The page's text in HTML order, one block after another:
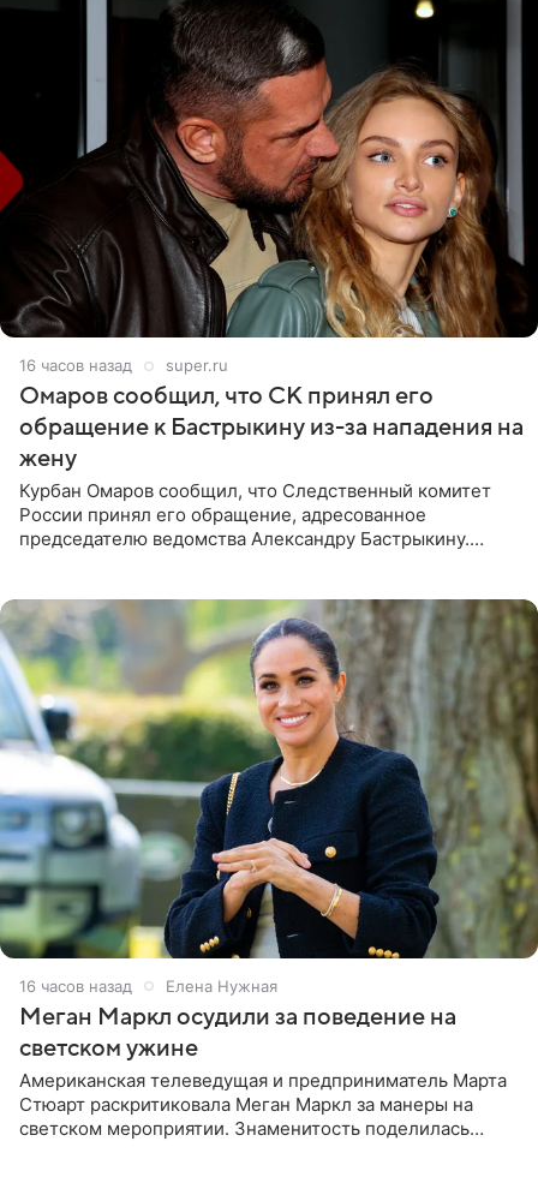
16 часов назад super.ru
Омаров сообщил, что СК принял его
обращение к Бастрыкину из-за нападения на
жену
Курбан Омаров сообщил, что Следственный комитет
России принял его обращение, адресованное
председателю ведомства Александру Бастрыкину.
16 часов назад Елена Нужная
Меган Маркл осудили за поведение на
светском ужине
Американская телеведущая и предприниматель Марта
Стюарт раскритиковала Меган Маркл за манеры на
светском мероприятии. Знаменитость поделилась